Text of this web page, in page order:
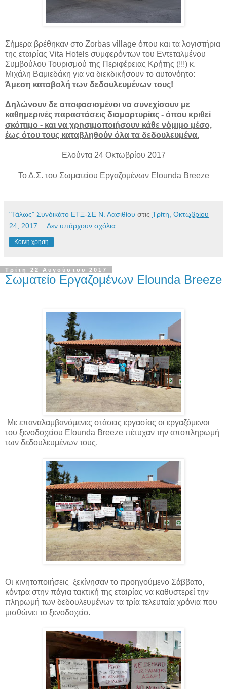
Σήμερα βρέθηκαν στο Ζοrbas village όπου και τα λογιστήρια
της εταιρίας Vita Hotels συμφερόντων του Εντεταλμένου
Συμβούλου Τουρισμού της Περιφέρειας Κρήτης (!!!) κ.
Μιχάλη Βαμιεδάκη για να διεκδικήσουν το αυτονόητο:
Άμεση καταβολή των δεδουλευμένων τους!
Δηλώνουν δε αποφασισμένοι να συνεχίσουν με
καθημερινές παραστάσεις διαμαρτυρίας - όπου κριθεί
σκόπιμο - και να χρησιμοποιήσουν κάθε νόμιμο μέσο,
έως ότου τους καταβληθούν όλα τα δεδουλευμένα.
Ελούντα 24 Οκτωβρίου 2017
Το Δ.Σ. του Σωματείου Εργαζομένων Elounda Breeze
"Τάλως" Συνδικάτο ΕΤΞ-ΣΕ Ν. Λασιθίου στις Τρίτη, Οκτωβρίου
24, 2017
Δεν υπάρχουν σχόλια:
Κοινή χρήση
Τρίτη 22 Αυγούστου 2017
Σωματείο Εργαζομένων Elounda Breeze
Με επαναλαμβανόμενες στάσεις εργασίας οι εργαζόμενοι
του ξενοδοχείου Elounda Breeze πέτυχαν την αποπληρωμή
των δεδουλευμένων τους.
Οι κινητοποιήσεις ξεκίνησαν το προηγούμενο Σάββατο,
κόντρα στην πάγια τακτική της εταιρίας να καθυστερεί την
πληρωμή των δεδουλευμένων τα τρία τελευταία χρόνια που
μισθώνει το ξενοδοχείο.